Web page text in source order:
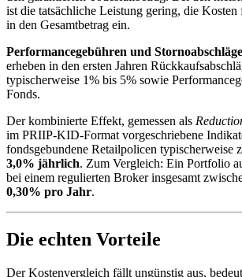
ist die tatsächliche Leistung gering, die Kosten
in den Gesamtbetrag ein.
Performancegebühren und
erheben in den ersten Jahren
typischerweise 1% bis 5% sowie
Fonds.
Der kombinierte Effekt, gemessen als
im PRIIP-KID-Format vorgeschriebene
fondsgebundene Retailpolicen typischerweise
3,0% jährlich. Zum Vergleich: Ein Portfolio
bei einem regulierten Broker insgesamt
0,30% pro Jahr.
Die echten Vorteile
Der Kostenvergleich fällt ungünstig aus,